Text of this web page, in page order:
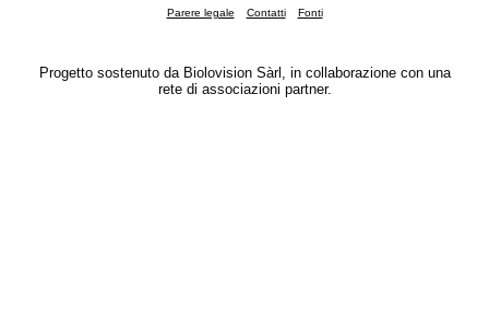
Parere legale Contatti Fonti
Progetto sostenuto da Biolovision Sàrl, in collaborazione con una
rete di associazioni partner.